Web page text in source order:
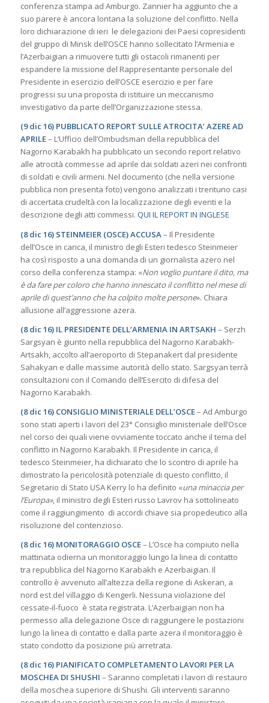
conferenza stampa ad Amburgo. Zannier ha aggiunto che a
suo parere è ancora lontana la soluzione del conflitto. Nella
loro dichiarazione di ieri le delegazioni dei Paesi copresidenti
del gruppo di Minsk dell’OSCE hanno sollecitato l’Armenia e
l’Azerbaigian a rimuovere tutti gli ostacoli rimanenti per
espandere la missione del Rappresentante personale del
Presidente in esercizio dell’OSCE esercizio e per fare
progressi su una proposta di istituire un meccanismo
investigativo da parte dell’Organizzazione stessa.
(9 dic 16) PUBBLICATO REPORT SULLE ATROCITA’ AZERE AD
APRILE– L’Ufficio dell’Ombudsman della repubblica del
Nagorno Karabakh ha pubblicato un secondo report relativo
alle atrocità commesse ad aprile dai soldati azeri nei confronti
di soldati e civili armeni. Nel documento (che nella versione
pubblica non presenta foto) vengono analizzati i trentuno casi
di accertata crudeltà con la localizzazione degli eventi e la
descrizione degli atti commessi. QUI IL REPORT IN INGLESE
(8 dic 16) STEINMEIER (OSCE) ACCUSA – Il Presidente
dell’Osce in carica, il ministro degli Esteri tedesco Steinmeier
ha così risposto a una domanda di un giornalista azero nel
corso della conferenza stampa: «Non voglio puntare il dito, ma
è da fare per coloro che hanno innescato il conflitto nel mese di
aprile di quest’anno che ha colpito molte persone». Chiara
allusione all’aggressione azera.
(8 dic 16) IL PRESIDENTE DELL’ARMENIA IN ARTSAKH – Serzh
Sargsyan è giunto nella repubblica del Nagorno Karabakh-
Artsakh, accolto all’aeroporto di Stepanakert dal presidente
Sahakyan e dalle massime autorità dello stato. Sargsyan terrà
consultazioni con il Comando dell’Esercito di difesa del
Nagorno Karabakh.
(8 dic 16) CONSIGLIO MINISTERIALE DELL’OSCE– Ad Amburgo
sono stati aperti i lavori del 23° Consiglio ministeriale dell’Osce
nel corso dei quali viene ovviamente toccato anche il tema del
conflitto in Nagorno Karabakh. Il Presidente in carica, il
tedesco Steinmeier, ha dichiarato che lo scontro di aprile ha
dimostrato la pericolosità potenziale di questo conflitto, il
Segretario di Stato USA Kerry lo ha definito «una minaccia per
l’Europa», il ministro degli Esteri russo Lavrov ha sottolineato
come il raggiungimento di accordi chiave sia propedeutico alla
risoluzione del contenzioso.
(8 dic 16) MONITORAGGIO OSCE– L’Osce ha compiuto nella
mattinata odierna un monitoraggio lungo la linea di contatto
tra repubblica del Nagorno Karabakh e Azerbaigian. Il
controllo è avvenuto all’altezza della regione di Askeran, a
nord est del villaggio di Kengerli. Nessuna violazione del
cessate-il-fuoco è stata registrata. L’Azerbaigian non ha
permesso alla delegazione Osce di raggiungere le postazioni
lungo la linea di contatto e dalla parte azera il monitoraggio è
stato condotto da posizione più arretrata.
(8 dic 16) PIANIFICATO COMPLETAMENTO LAVORI PER LA
MOSCHEA DI SHUSHI – Saranno completati i lavori di restauro
della moschea superiore di Shushi. Gli interventi saranno